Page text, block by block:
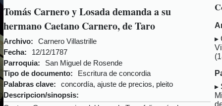
Tomás Carnero y Losada demanda a su
hermano Caetano Carnero, de Taro
Archivo:
Carnero Villastrille
Fecha:
12/12/1787
Parroquia:
San Miguel de Rosende
Tipo de documento:
Escritura de concordia
Palabras clave:
concordía, ajuste de precios, pleito
Descripcion/sinopsis: